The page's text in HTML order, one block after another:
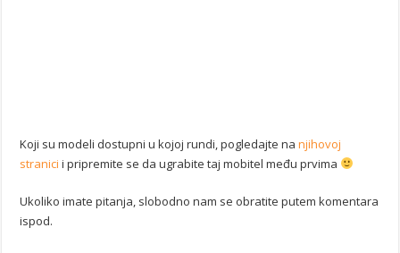
Koji su modeli dostupni u kojoj rundi, pogledajte nanjihovoj
stranici i pripremite se da ugrabite taj mobitel među prvima
Ukoliko imate pitanja, slobodno nam se obratite putem komentara
ispod.